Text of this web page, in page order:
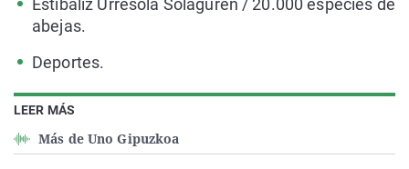
LEER MÁS
Más de Uno Gipuzkoa
Estibaliz Urresola Solaguren / 20.000 especies de
abejas.
Deportes.